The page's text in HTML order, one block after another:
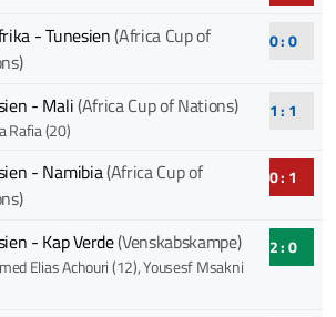
- Tunesien(Africa Cup of
0 : 0
- Mali(Africa Cup of Nations)
Rafia (20)
1 : 1
- Namibia(Africa Cup of
0 : 1
- Kap Verde(Venskabskampe)
Elias Achouri (12), Yousesf Msakni
2 : 0